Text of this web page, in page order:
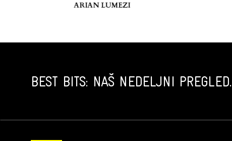
ARIAN LUMEZI
BEST BITS: NAŠ NEDELJNI PREGLED.